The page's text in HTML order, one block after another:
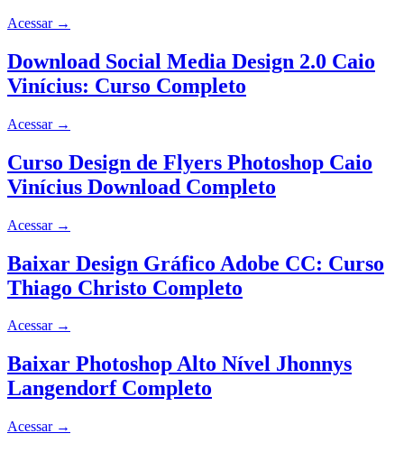
Acessar →
Download Social Media Design 2.0 Caio
Vinícius: Curso Completo
Acessar →
Curso Design de Flyers Photoshop Caio
Vinícius Download Completo
Acessar →
Baixar Design Gráfico Adobe CC: Curso
Thiago Christo Completo
Acessar →
Baixar Photoshop Alto Nível Jhonnys
Langendorf Completo
Acessar →